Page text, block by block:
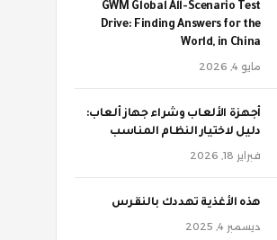
GWM Global All-Scenario Test
Drive: Finding Answers for the
World, in China
مايو 4, 2026
أجهزة الألعاب وشراء جهاز ألعاب:
دليل لاختيار النظام المناسب
فبراير 18, 2026
‫هذه الأغذية تهددك بالنقرس
ديسمبر 4, 2025